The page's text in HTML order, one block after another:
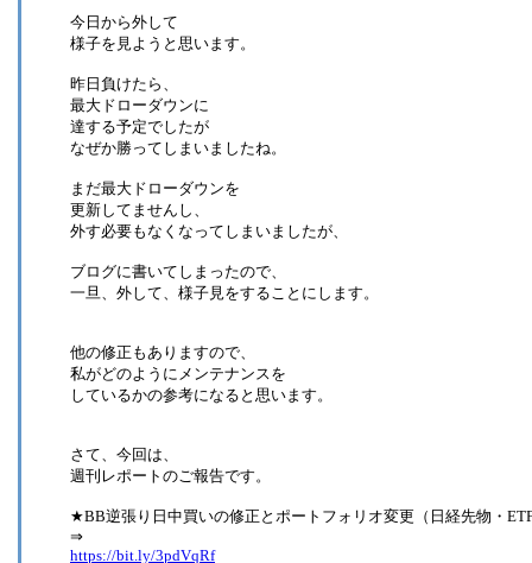
今日から外して
様子を見ようと思います。
昨日負けたら、
最大ドローダウンに
達する予定でしたが
なぜか勝ってしまいましたね。
まだ最大ドローダウンを
更新してませんし、
外す必要もなくなってしまいましたが、
ブログに書いてしまったので、
一旦、外して、様子見をすることにします。
他の修正もありますので、
私がどのようにメンテナンスを
しているかの参考になると思います。
さて、今回は、
週刊レポートのご報告です。
★BB逆張り日中買いの修正とポートフォリオ変更（日経先物・
⇒
https://bit.ly/3pdVqRf